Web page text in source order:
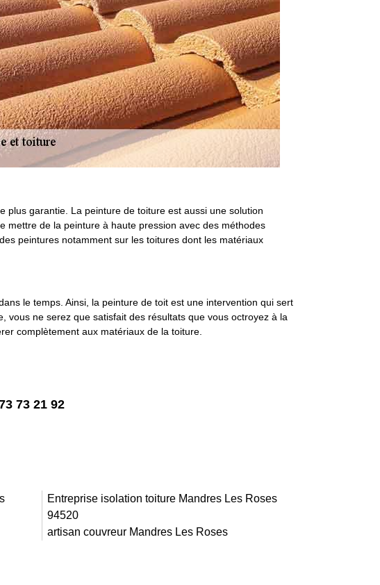
garantie. La peinture de toiture est aussi une solution
mettre de la peinture à haute pression avec des méthodes
peintures notamment sur les toitures dont les matériaux
le temps. Ainsi, la peinture de toit est une intervention qui sert
ne serez que satisfait des résultats que vous octroyez à la
complètement aux matériaux de la toiture.
73 21 92
Entreprise isolation toiture Mandres Les Roses
94520
artisan couvreur Mandres Les Roses